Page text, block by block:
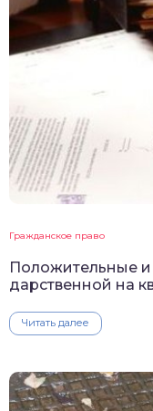
Гражданское право
Положительные
дарственной на
Читать далее